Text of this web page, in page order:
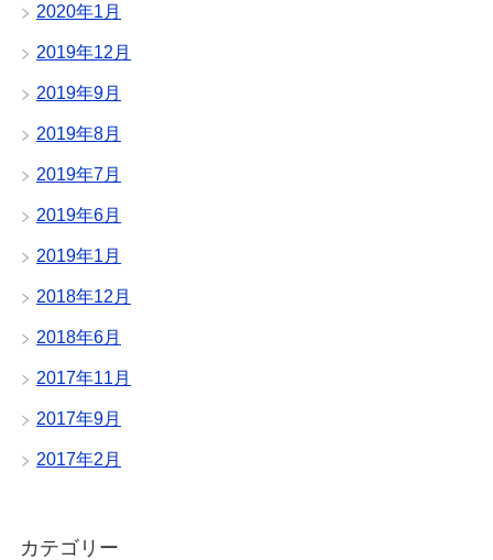
2020年1月
2019年12月
2019年9月
2019年8月
2019年7月
2019年6月
2019年1月
2018年12月
2018年6月
2017年11月
2017年9月
2017年2月
カテゴリー